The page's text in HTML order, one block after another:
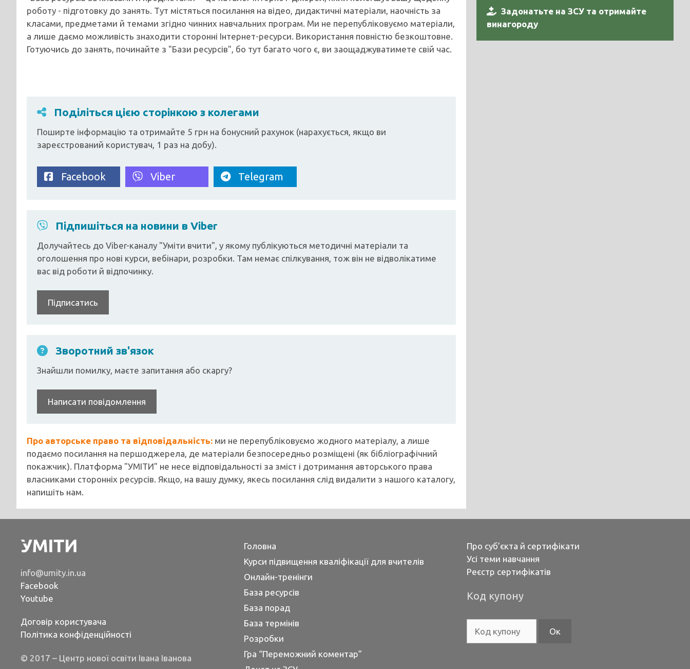
роботу - підготовку до занять. Тут містяться посилання на відео, дидактичні матеріали, наочність за
класами, предметами й темами згідно чинних навчальних програм. Ми не перепубліковуємо матеріали,
а лише даємо можливість знаходити сторонні Інтернет-ресурси. Використання повністю безкоштовне.
Готуючись до занять, починайте з "Бази ресурсів", бо тут багато чого є, ви заощаджуватимете свій час.
Поділіться цією сторінкою з колегами
Поширте інформацію та отримайте 5 грн на бонусний рахунок (нарахується, якщо ви
зареєстрований користувач, 1 раз на добу).
Facebook Viber Telegram
Підпишіться на новини в Viber
Долучайтесь до Viber-каналу "Уміти вчити", у якому публікуються методичні матеріали та
оголошення про нові курси, вебінари, розробки. Там немає спілкування, тож він не відволікатиме
вас від роботи й відпочинку.
Підписатись
Зворотний зв'язок
Знайшли помилку, маєте запитання або скаргу?
Написати повідомлення
Про авторське право та відповідальність: ми не перепубліковуємо жодного матеріалу, а лише
подаємо посилання на першоджерела, де матеріали безпосередньо розміщені (як бібліографічний
покажчик). Платформа "УМІТИ" не несе відповідальності за зміст і дотримання авторського права
власниками сторонніх ресурсів. Якщо, на вашу думку, якесь посилання слід видалити з нашого каталогу,
напишіть нам.
Задонатьте на ЗСУ та отримайте
винагороду
info@umity.in.ua
Facebook
Youtube
Договір користувача
Політика конфіденційності
© 2017 – Центр нової освіти Івана Іванова
Головна
Курси підвищення кваліфікації для вчителів
Онлайн-тренінги
База ресурсів
База порад
База термінів
Розробки
Гра “Переможний коментар”
Про суб’єкта й сертифікати
Усі теми навчання
Реєстр сертифікатів
Код купону